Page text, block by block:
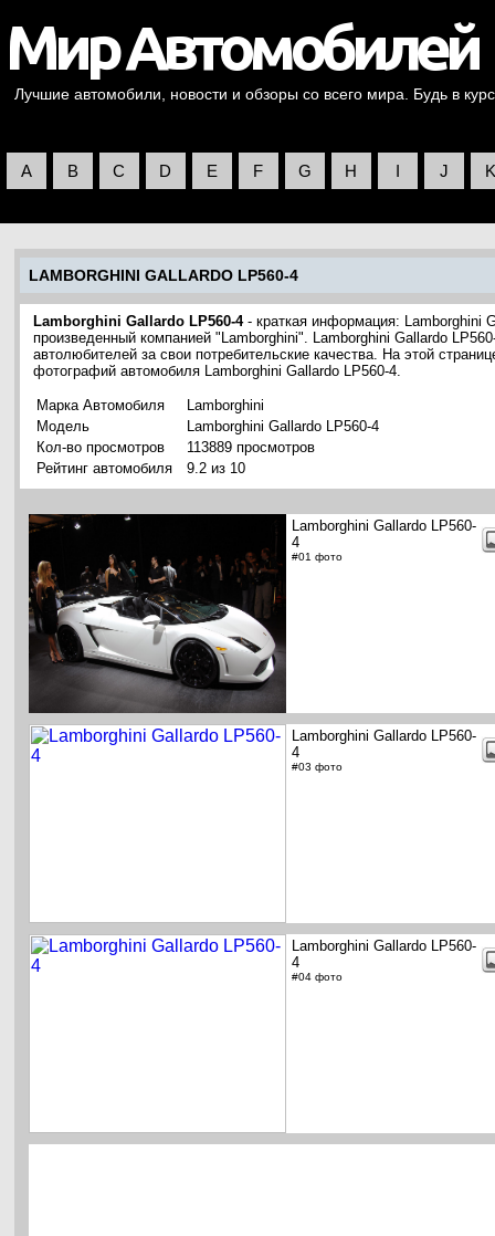
Лучшие автомобили, новости и обзоры со всего мира. Будь в
A B C D E F G H I J K
LAMBORGHINI GALLARDO LP560-4
Lamborghini Gallardo LP560-4- краткая информация: Lamborghini
произведенный компанией "Lamborghini". Lamborghini Gallardo
автолюбителей за свои потребительские качества. На этой
фотографий автомобиля Lamborghini Gallardo LP560-4.
Марка Автомобиля
Lamborghini
Модель
Lamborghini Gallardo LP560-4
Кол-во просмотров
113889 просмотров
Рейтинг автомобиля
9.2 из 10
Lamborghini Gallardo LP560-
4
#01 фото
Lamborghini Gallardo LP560-
4
#03 фото
Lamborghini Gallardo LP560-
4
#04 фото